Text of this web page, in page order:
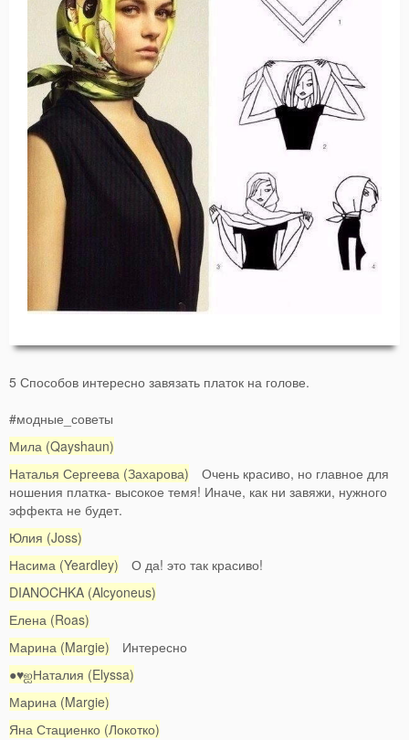
5 Способов интересно завязать платок на голове.
#модные_советы
Мила (Qayshaun)
Наталья Сергеева (Захарова) Очень красиво, но главное для
ношения платка- высокое темя! Иначе, как ни завяжи, нужного
эффекта не будет.
Юлия (Joss)
Насима (Yeardley) О да! это так красиво!
DIANOCHKA (Alcyoneus)
Елена (Roas)
Марина (Margie) Интересно
●♥ஐНаталия (Elyssa)
Марина (Margie)
Яна Стациенко (Локотко)